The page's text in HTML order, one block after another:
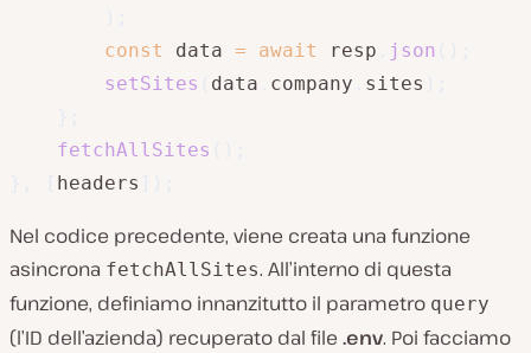
const
data = await resp json
setSites
data company sites
fetchAllSites
headers
Nel codice precedente, viene creata una funzione
asincrona fetchAllSites. All’interno di questa
funzione, definiamo innanzitutto il parametro query
(l’ID dell’azienda) recuperato dal file .env. Poi facciamo